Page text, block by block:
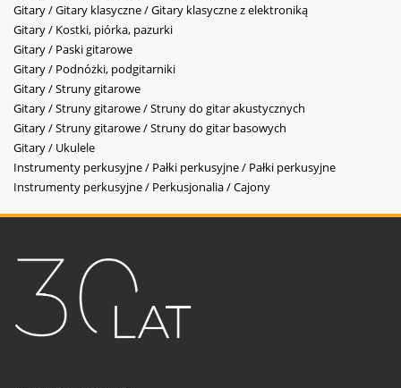
Gitary / Gitary klasyczne / Gitary klasyczne z elektroniką
Gitary / Kostki, piórka, pazurki
Gitary / Paski gitarowe
Gitary / Podnóżki, podgitarniki
Gitary / Struny gitarowe
Gitary / Struny gitarowe / Struny do gitar akustycznych
Gitary / Struny gitarowe / Struny do gitar basowych
Gitary / Ukulele
Instrumenty perkusyjne / Pałki perkusyjne / Pałki perkusyjne
Instrumenty perkusyjne / Perkusjonalia / Cajony